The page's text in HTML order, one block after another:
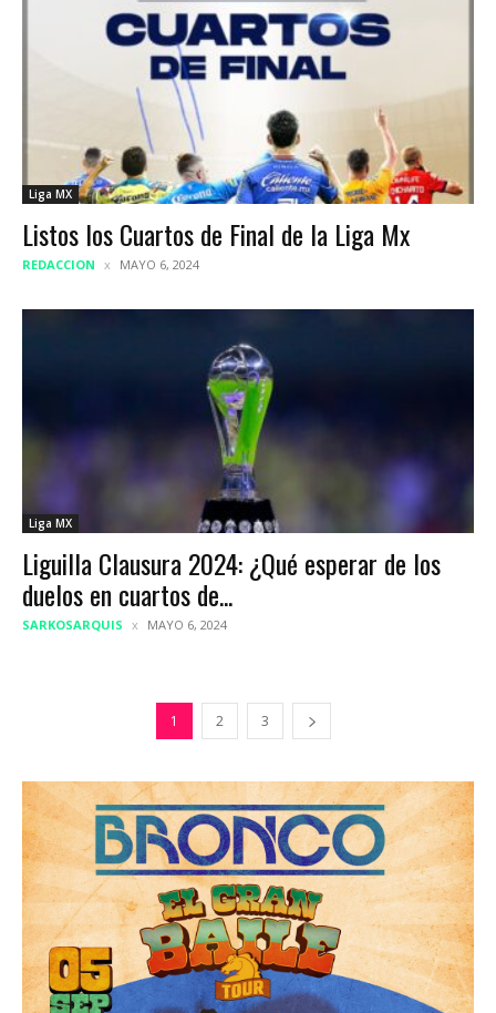
Liga MX
Listos los Cuartos de Final de la Liga Mx
REDACCION MAYO 6, 2024
Liga MX
Liguilla Clausura 2024: ¿Qué esperar de los
duelos en cuartos de...
SARKOSARQUIS MAYO 6, 2024
1 2 3